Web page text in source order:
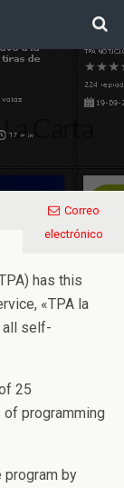
Carta
Correo
electrónico
has this
«TPA la
all self-
25
programming
program by